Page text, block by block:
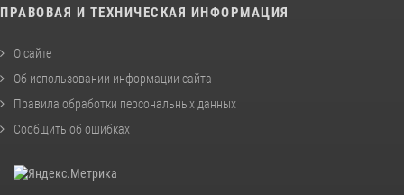
ПРАВОВАЯ И ТЕХНИЧЕСКАЯ ИНФОРМАЦИЯ
О сайте
Об использовании информации сайта
Правила обработки персональных данных
Сообщить об ошибках